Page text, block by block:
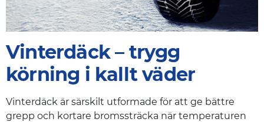
Vinterdäck – trygg
körning i kallt väder
Vinterdäck är särskilt utformade för att ge bättre
grepp och kortare bromssträcka när temperaturen